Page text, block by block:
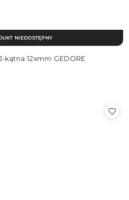
kątna 12xmm GEDORE
NIEDOSTĘPNY